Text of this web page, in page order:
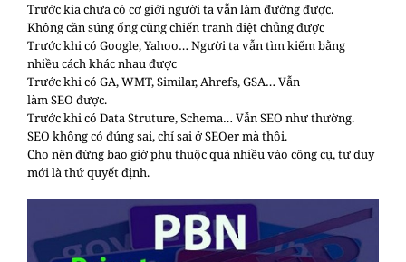
Trước kia chưa có cơ giới người ta vẫn làm đường được.
Không cần súng ống cũng chiến tranh diệt chủng được
Trước khi có Google, Yahoo… Người ta vẫn tìm kiếm bằng
nhiều cách khác nhau được
Trước khi có GA, WMT, Similar, Ahrefs, GSA… Vẫn
làmSEO được.
Trước khi có Data Struture, Schema… VẫnSEO như thường.
SEO không có đúng sai, chỉ sai ở SEOer mà thôi.
Cho nên đừng bao giờ phụ thuộc quá nhiều vào công cụ, tư duy
mới là thứ quyết định.